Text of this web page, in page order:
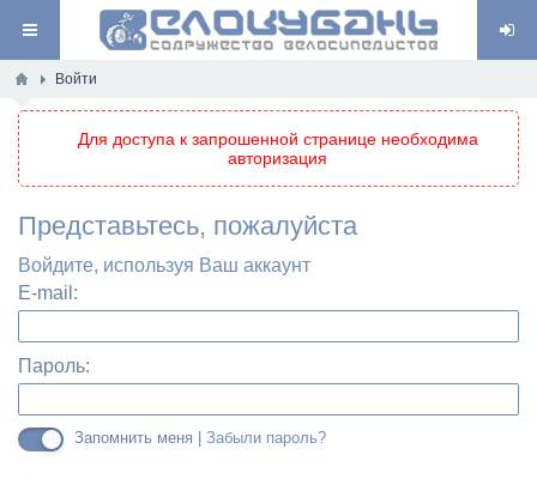
Войти
Для доступа к запрошенной странице необходима
авторизация
Представьтесь, пожалуйста
Войдите, используя Ваш аккаунт
E-mail:
Пароль:
Запомнить меня | Забыли пароль?